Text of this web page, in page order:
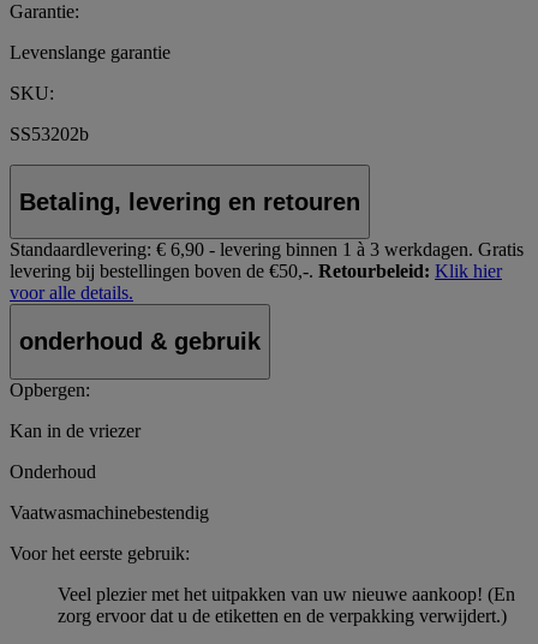
Garantie:
Levenslange garantie
SKU:
SS53202b
Betaling, levering en retouren
Standaardlevering: € 6,90 - levering binnen 1 à 3 werkdagen. Gratis
levering bij bestellingen boven de €50,-. Retourbeleid: Klik hier
voor alle details.
onderhoud & gebruik
Opbergen:
Kan in de vriezer
Onderhoud
Vaatwasmachinebestendig
Voor het eerste gebruik:
Veel plezier met het uitpakken van uw nieuwe aankoop! (En
zorg ervoor dat u de etiketten en de verpakking verwijdert.)